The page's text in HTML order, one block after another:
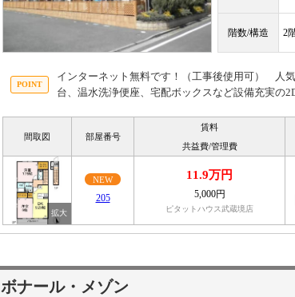
階数/構造 2
インターネット無料です！（工事後使用可） 人
台、温水洗浄便座、宅配ボックスなど設備充実の
間取図 部屋番号
賃料
共益費/管理費
NEW
205
11.9万円
5,000円
ピタットハウス武蔵境店
ボナール・メゾン